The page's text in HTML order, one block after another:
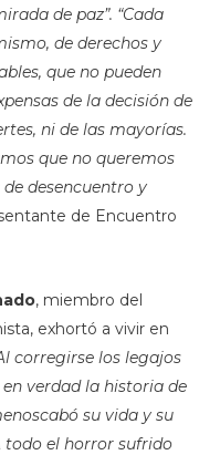
de paz”. “Cada
de derechos y
que no pueden
de la decisión de
ni de las mayorías.
que no queremos
desencuentro y
de Encuentro
, miembro del
exhortó a vivir en
corregirse los legajos
verdad la historia de
su vida y su
todo el horror sufrido